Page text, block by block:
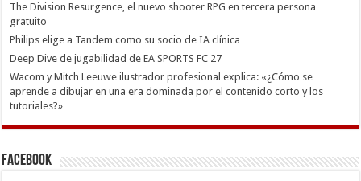
The Division Resurgence, el nuevo shooter RPG en tercera persona
gratuito
Philips elige a Tandem como su socio de IA clínica
Deep Dive de jugabilidad de EA SPORTS FC 27
Wacom y Mitch Leeuwe ilustrador profesional explica: «¿Cómo se
aprende a dibujar en una era dominada por el contenido corto y los
tutoriales?»
Facebook